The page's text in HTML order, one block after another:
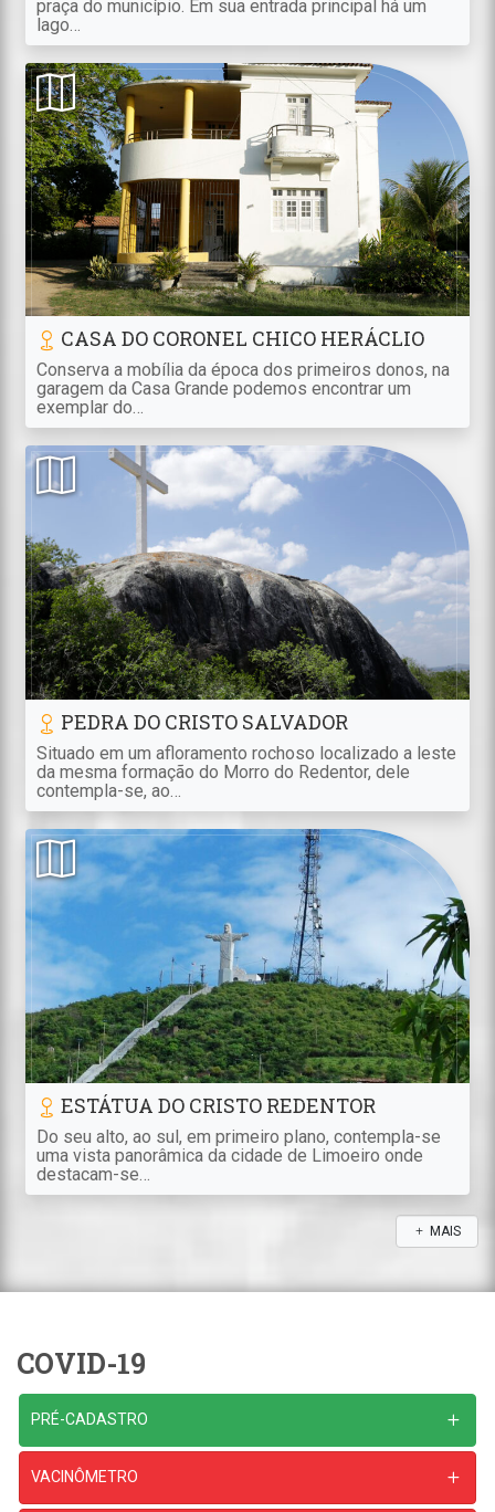
praça do município. Em sua entrada principal há um
lago…
CASA DO CORONEL CHICO HERÁCLIO
Conserva a mobília da época dos primeiros donos, na
garagem da Casa Grande podemos encontrar um
exemplar do…
PEDRA DO CRISTO SALVADOR
Situado em um afloramento rochoso localizado a leste
da mesma formação do Morro do Redentor, dele
contempla-se, ao…
ESTÁTUA DO CRISTO REDENTOR
Do seu alto, ao sul, em primeiro plano, contempla-se
uma vista panorâmica da cidade de Limoeiro onde
destacam-se…
MAIS
COVID-19
PRÉ-CADASTRO
VACINÔMETRO